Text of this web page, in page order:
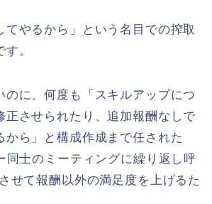
てやるから」という名目での搾取
。
のに、何度も「スキルアップにつ
正させられたり、追加報酬なしで
から」と構成作成まで任された
同士のミーティングに繰り返し呼
せて報酬以外の満足度を上げるた